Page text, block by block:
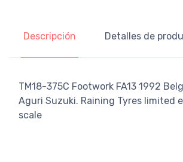
Descripción Detalles de
TM18-375C Footwork FA13 1992
Aguri Suzuki. Raining Tyres limited
scale